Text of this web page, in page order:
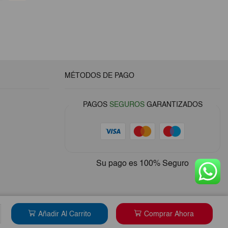
MÉTODOS DE PAGO
PAGOS SEGUROSGARANTIZADOS
Su pago es 100% Seguro
€12,00.
es: €9,60.Añadir Al Carrito Comprar Ahora